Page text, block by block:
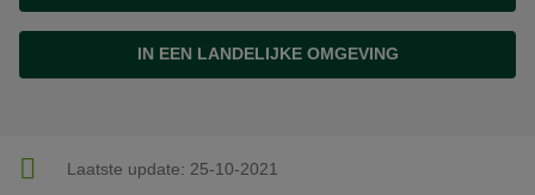
IN EEN LANDELIJKE OMGEVING
Laatste update: 25-10-2021